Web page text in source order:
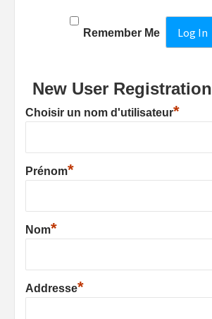
Remember Me
New User Registration
Choisir un nom d'utilisateur*
Prénom*
Nom*
Addresse*